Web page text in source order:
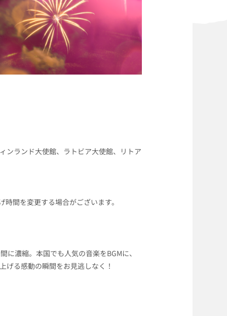
ンランド大使館、ラトビア大使館、リトア
間を変更する場合がございます。
濃縮。本国でも人気の音楽をBGMに、
げる感動の瞬間をお見逃しなく！